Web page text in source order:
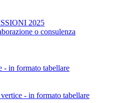
2025
o consulenza
- in formato tabellare
- in formato tabellare